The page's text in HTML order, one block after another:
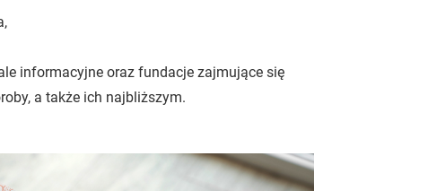
informacyjne oraz fundacje zajmujące się
a także ich najbliższym.